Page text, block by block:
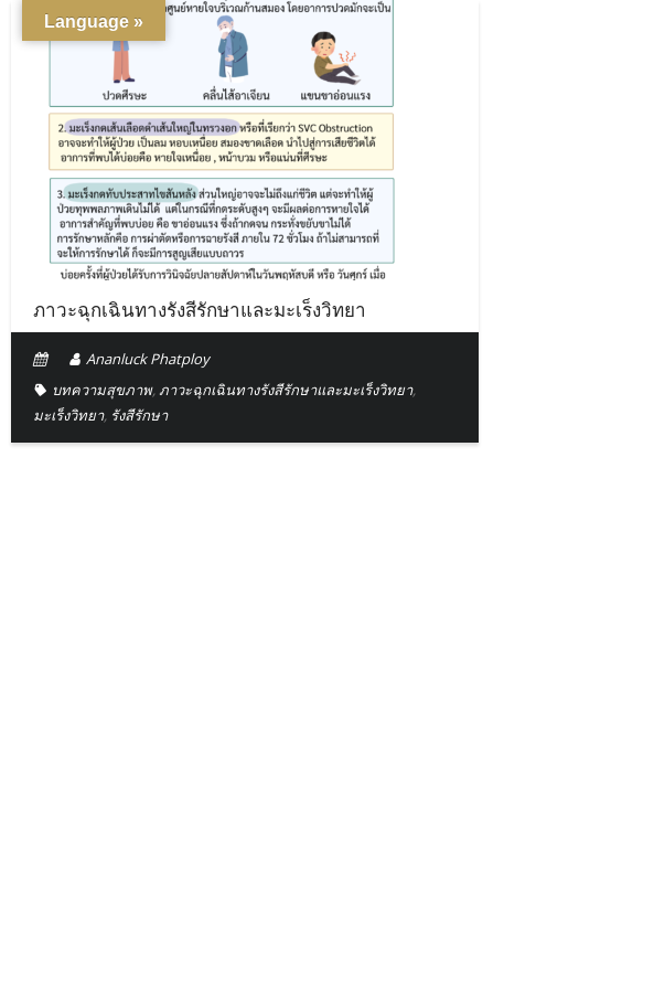
ภาวะฉุกเฉินทางรังสีรักษาและมะเร็งวิทยา
Ananluck Phatploy
บทความสุขภาพ,ภาวะฉุกเฉินทางรังสีรักษาและมะเร็งวิทยา,
มะเร็งวิทยา, รังสีรักษา
Language »